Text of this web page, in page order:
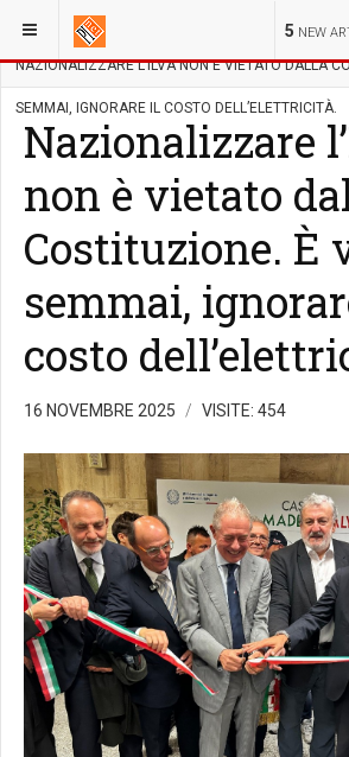
5 NEW
SEI QUI: GESTIONE
NAZIONALIZZARE L’ILVA NON È VIETATO DALLA
SEMMAI, IGNORARE IL COSTO DELL’ELETTRICITÀ.
Nazionalizzare
non è vietato
Costituzione. È
semmai,
costo
16 NOVEMBRE 2025 VISITE: 454